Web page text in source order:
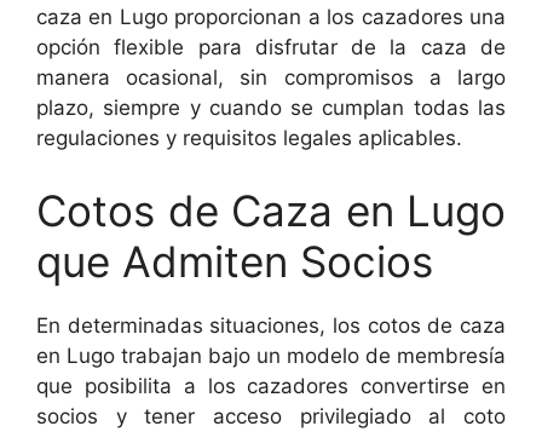
caza en Lugo proporcionan a los cazadores una
opción flexible para disfrutar de la caza de
manera ocasional, sin compromisos a largo
plazo, siempre y cuando se cumplan todas las
regulaciones y requisitos legales aplicables.
Cotos de Caza en Lugo
que Admiten Socios
En determinadas situaciones, los cotos de caza
en Lugo trabajan bajo un modelo de membresía
que posibilita a los cazadores convertirse en
socios y tener acceso privilegiado al coto